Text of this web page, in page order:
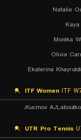
Natalie
Monika
Olivia
Ekaterina
ITF Women ITF
Kucmov A./
UTR Pro Tennis